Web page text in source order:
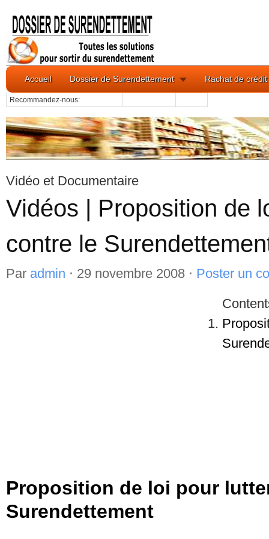
Accueil Dossier de Surendettement Rachat de crédit
Recommandez-nous:
Vidéo et Documentaire
Vidéos | Proposition de
contre le
Par admin ⋅ 29 novembre 2008 ⋅ Poster un
Proposition de loi pour
Surendettement